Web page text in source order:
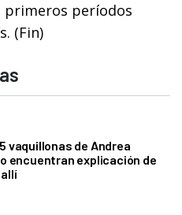
primeros períodos
(Fin)
vaquillonas de Andrea
encuentran explicación de